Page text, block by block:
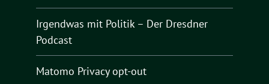
Irgendwas mit Politik – Der Dresdner
Podcast
Matomo Privacy opt-out